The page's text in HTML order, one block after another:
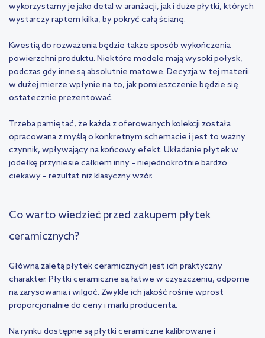
wykorzystamy je jako detal w aranżacji, jak i duże płytki, których
wystarczy raptem kilka, by pokryć całą ścianę.
Kwestią do rozważenia będzie także sposób wykończenia
powierzchni produktu. Niektóre modele mają wysoki połysk,
podczas gdy inne są absolutnie matowe. Decyzja w tej materii
w dużej mierze wpłynie na to, jak pomieszczenie będzie się
ostatecznie prezentować.
Trzeba pamiętać, że każda z oferowanych kolekcji została
opracowana z myślą o konkretnym schemacie i jest to ważny
czynnik, wpływający na końcowy efekt. Układanie płytek w
jodełkę przyniesie całkiem inny – niejednokrotnie bardzo
ciekawy – rezultat niż klasyczny wzór.
Co warto wiedzieć przed zakupem płytek
ceramicznych?
Główną zaletą płytek ceramicznych jest ich praktyczny
charakter. Płytki ceramiczne są łatwe w czyszczeniu, odporne
na zarysowania i wilgoć. Zwykle ich jakość rośnie wprost
proporcjonalnie do ceny i marki producenta.
Na rynku dostępne są płytki ceramiczne kalibrowane i